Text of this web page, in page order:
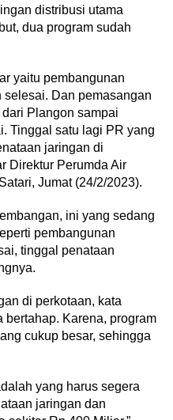
distribusi utama
dua program sudah
yaitu pembangunan
Dan pemasangan
Plangon sampai
Tinggal satu lagi PR yang
jaringan di
Direktur Perumda Air
Jumat (24/2/2023).
ini yang sedang
pembangunan
tinggal penataan
di perkotaan, kata
bertahap. Karena, program
cukup besar, sehingga
yang harus segera
jaringan dan